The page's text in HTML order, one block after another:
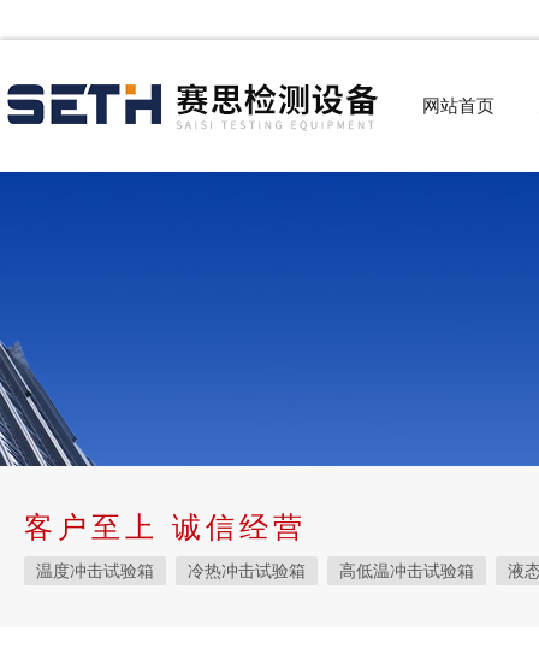
网站首页
客户至上 诚信经营
温度冲击试验箱 冷热冲击试验箱 高低温冲击试验箱 液